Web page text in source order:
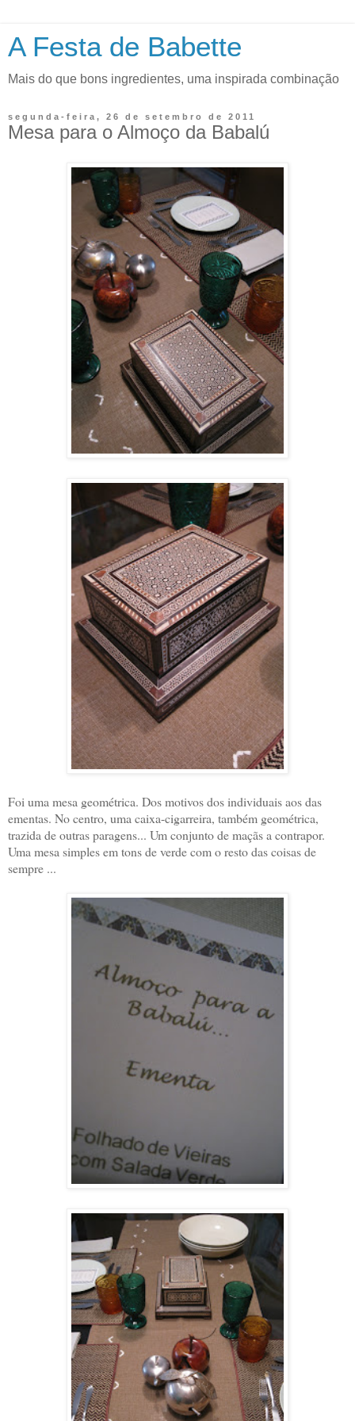
A Festa de Babette
Mais do que bons ingredientes, uma inspirada combinação
segunda-feira, 26 de setembro de 2011
Mesa para o Almoço da Babalú
Foi uma mesa geométrica. Dos motivos dos individuais aos das
ementas. No centro, uma caixa-cigarreira, também geométrica,
trazida de outras paragens... Um conjunto de maçãs a contrapor.
Uma mesa simples em tons de verde com o resto das coisas de
sempre ...